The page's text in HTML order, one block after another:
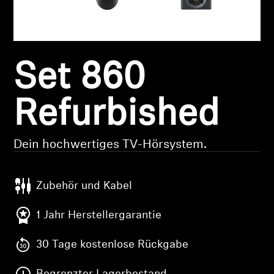
Hearing
Hearing
Soundbars
Set 860
Refurbished
Dein hochwertiges TV-Hörsystem.
Zubehör und Kabel
1 Jahr Herstellergarantie
30 Tage kostenlose Rückgabe